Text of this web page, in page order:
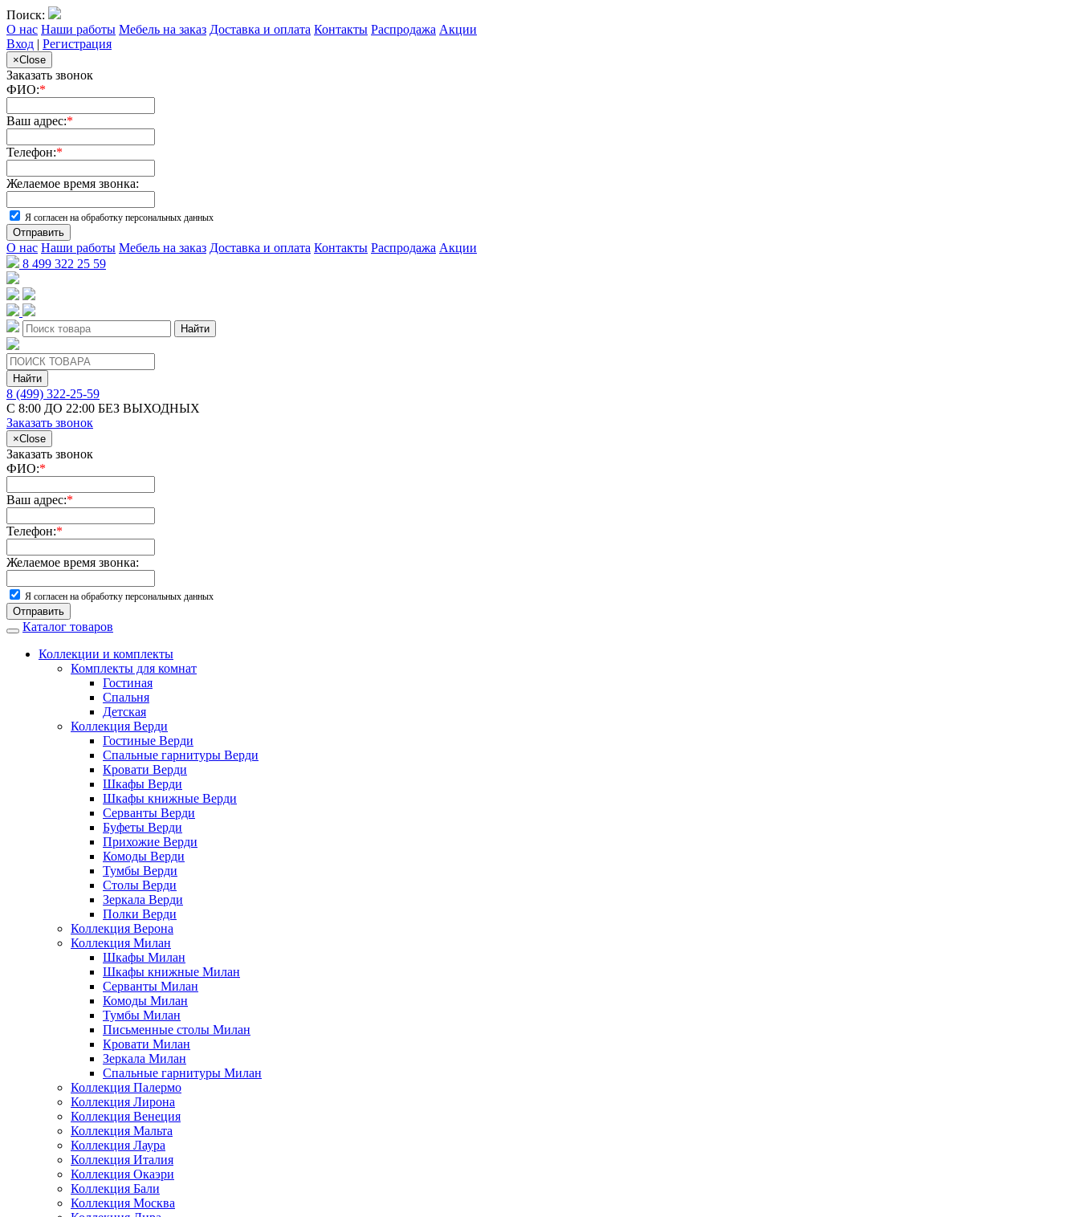
Поиск:
О нас Наши работы Мебель на заказ Доставка и оплата Контакты Распродажа Акции
Вход | Регистрация
×Close
Заказать звонок
ФИО:*
Ваш адрес:*
Телефон:*
Желаемое время звонка:
Я согласен на обработку персональных данных
Отправить
О нас Наши работы Мебель на заказ Доставка и оплата Контакты Распродажа Акции
8 499 322 25 59
Найти
Найти
8 (499) 322-25-59
С 8:00 ДО 22:00 БЕЗ ВЫХОДНЫХ
Заказать звонок
×Close
Заказать звонок
ФИО:*
Ваш адрес:*
Телефон:*
Желаемое время звонка:
Я согласен на обработку персональных данных
Отправить
Каталог товаров
Коллекции и комплекты
Комплекты для комнат
Гостиная
Спальня
Детская
Коллекция Верди
Гостиные Верди
Спальные гарнитуры Верди
Кровати Верди
Шкафы Верди
Шкафы книжные Верди
Серванты Верди
Буфеты Верди
Прихожие Верди
Комоды Верди
Тумбы Верди
Столы Верди
Зеркала Верди
Полки Верди
Коллекция Верона
Коллекция Милан
Шкафы Милан
Шкафы книжные Милан
Серванты Милан
Комоды Милан
Тумбы Милан
Письменные столы Милан
Кровати Милан
Зеркала Милан
Спальные гарнитуры Милан
Коллекция Палермо
Коллекция Лирона
Коллекция Венеция
Коллекция Мальта
Коллекция Лаура
Коллекция Италия
Коллекция Окаэри
Коллекция Бали
Коллекция Москва